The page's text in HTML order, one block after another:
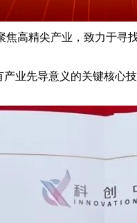
焦高精尖产业，致力于
业先导意义的关键核